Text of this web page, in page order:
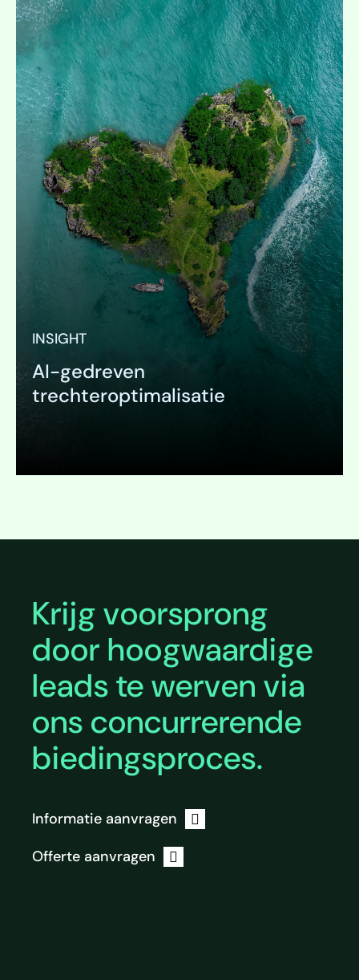
INSIGHT
AI-gedreven
trechteroptimalisatie
Krijg voorsprong
door hoogwaardige
leads te werven via
ons concurrerende
biedingsproces.
Informatie aanvragen
Offerte aanvragen